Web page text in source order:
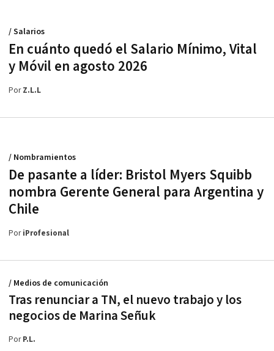
En cuánto quedó el Salario Mínimo, Vital
y Móvil en agosto 2026
/ Salarios
PorZ.L.L
De pasante a líder: Bristol Myers Squibb
nombra Gerente General para Argentina y
Chile
/ Nombramientos
PoriProfesional
Tras renunciar a TN, el nuevo trabajo y los
negocios de Marina Señuk
/ Medios de comunicación
PorP.L.